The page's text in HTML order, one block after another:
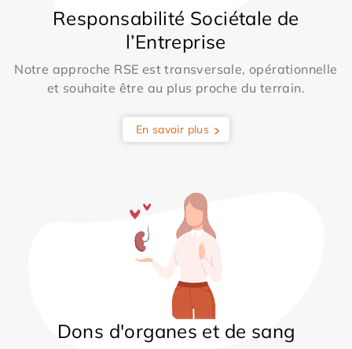
Responsabilité Sociétale de
l’Entreprise
Notre approche RSE est transversale, opérationnelle
et souhaite être au plus proche du terrain.
En savoir plus
Dons d'organes et de sang